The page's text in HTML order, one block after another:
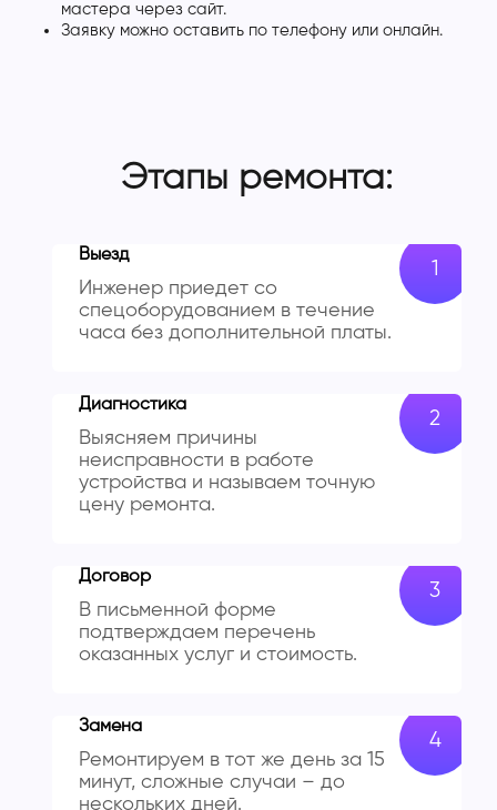
мастера через сайт.
Заявку можно оставить по телефону или онлайн.
Этапы ремонта:
Выезд
Инженер приедет со
спецоборудованием в течение
часа без дополнительной платы.
Диагностика
Выясняем причины
неисправности в работе
устройства и называем точную
цену ремонта.
Договор
В письменной форме
подтверждаем перечень
оказанных услуг и стоимость.
Замена
Ремонтируем в тот же день за 15
минут, сложные случаи – до
нескольких дней.